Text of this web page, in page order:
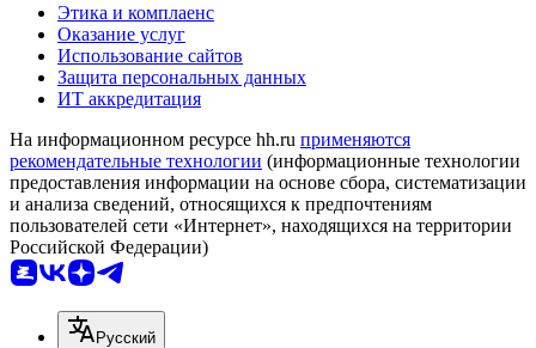
Этика и комплаенс
Оказание услуг
Использование сайтов
Защита персональных данных
ИТ аккредитация
На информационном ресурсе hh.ru применяются
рекомендательные технологии (информационные технологии
предоставления информации на основе сбора, систематизации
и анализа сведений, относящихся к предпочтениям
пользователей сети «Интернет», находящихся на территории
Российской Федерации)
Русский